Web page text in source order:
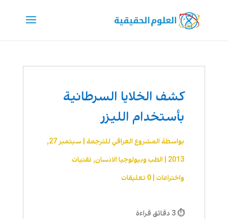
كشف الخلايا السرطانية
بأستخدام الليزر
بواسطةالمشروع العراقي للترجمة|
سبتمبر 27,
2013 الطب وبيولوجيا الانسان, تقنیات
واختراعات| 0 تعليقات
⏱ 3 دقائق قراءة